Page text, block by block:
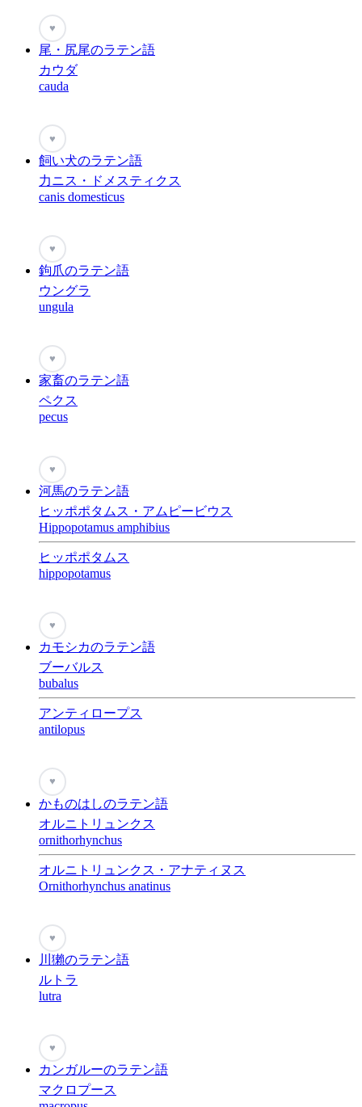
♥
尾・尻尾のラテン語
カウダ
cauda
♥
飼い犬のラテン語
力ニス・ドメスティクス
canis domesticus
♥
鉤爪のラテン語
ウングラ
ungula
♥
家畜のラテン語
ペクス
pecus
♥
河馬のラテン語
ヒッポポタムス・アムピービウス
Hippopotamus amphibius
ヒッポポタムス
hippopotamus
♥
カモシカのラテン語
ブーバルス
bubalus
アンティロープス
antilopus
♥
かものはしのラテン語
オルニトリュンクス
ornithorhynchus
オルニトリュンクス・アナティヌス
Ornithorhynchus anatinus
♥
川獺のラテン語
ルトラ
lutra
♥
カンガルーのラテン語
マクロプース